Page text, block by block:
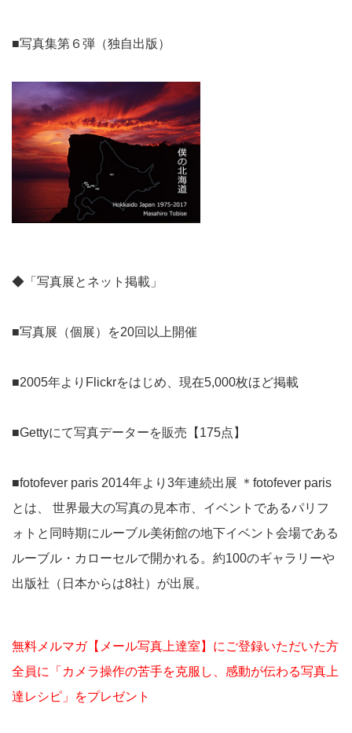
■写真集第６弾（独自出版）
◆「写真展とネット掲載」
■写真展（個展）を20回以上開催
■2005年よりFlickrをはじめ、現在5,000枚ほど掲載
■Gettyにて写真データーを販売【175点】
■fotofever paris 2014年より3年連続出展 ＊fotofever paris
とは、 世界最大の写真の見本市、イベントであるパリフ
ォトと同時期にルーブル美術館の地下イベント会場である
ルーブル・カローセルで開かれる。約100のギャラリーや
出版社（日本からは8社）が出展。
無料メルマガ【メール写真上達室】にご登録いただいた方
全員に「カメラ操作の苦手を克服し、感動が伝わる写真上
達レシピ」をプレゼント